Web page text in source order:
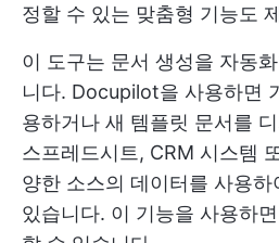
정할 수 있는 맞춤형 기능도
이 도구는 문서 생성을 자동
니다. Docupilot을 사용하면
용하거나 새 템플릿 문서를
스프레드시트, CRM 시스템
양한 소스의 데이터를 사용
있습니다. 이 기능을 사용하